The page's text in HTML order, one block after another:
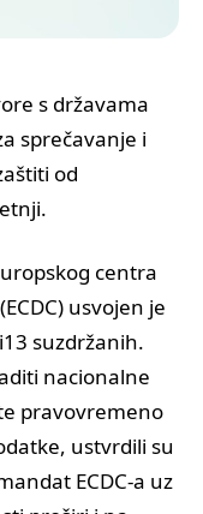
s državama
sprečavanje i
od
centra
usvojen je
suzdržanih.
nacionalne
pravovremeno
ustvrdili su
ECDC-a uz